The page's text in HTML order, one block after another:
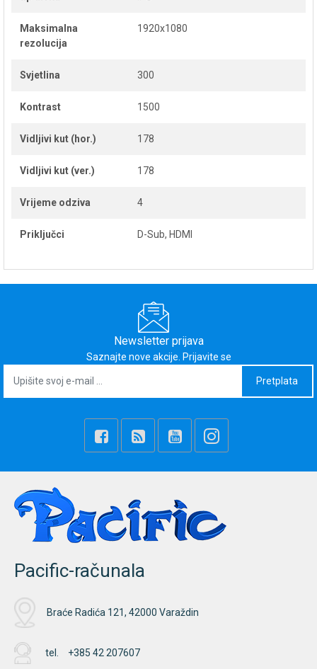
Maksimalna
rezolucija
1920x1080
Svjetlina 300
Kontrast 1500
Vidljivi kut (hor.) 178
Vidljivi kut (ver.) 178
Vrijeme odziva 4
Priključci D-Sub, HDMI
Newsletter prijava
Saznajte nove akcije. Prijavite se
Pretplata
Pacific-računala
Braće Radića 121, 42000 Varaždin
tel. +385 42 207607